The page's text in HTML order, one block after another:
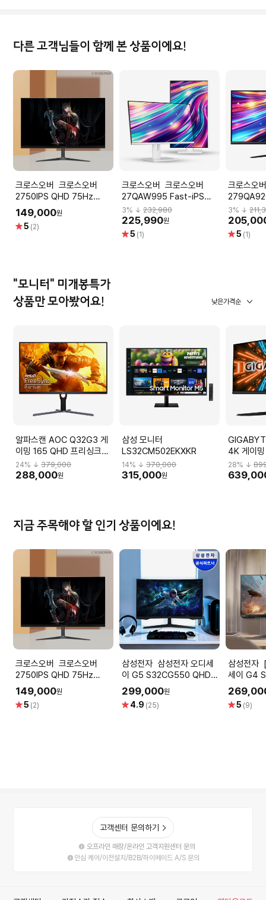
다른 고객님들이 함께 본 상품이에요!
크로스오버 크로스오버
2750IPS QHD 75Hz
68cm IPS패널 고화질 컴퓨
터 모니터 무결점
149,000원
별5 (2)
크로스오버 크로스오버
27QAW995 Fast-iPS
180 WQHD 화이트 Ai게이
밍 멀티스탠드 무결점(＋)
3% ↓232,980
225,990원
별5 (1)
크로스오버 크로스
200
점
3% ↓
별5 (1)
"모니터" 미개봉특가
상품만 모아봤어요!
낮은가격순
알파스캔 AOC Q32G3 게
이밍 165 QHD 프리싱크
HDR 무결점 Q32G3_H
24% ↓ 379,000
288,000원
삼성 모니터
LS32CM502EKXKR
14% ↓370,000
315,000원
4K 게이
M32U_H
28% ↓
지금 주목해야 할 인기 상품이에요!
크로스오버 크로스오버
2750IPS QHD 75Hz
68cm IPS패널 고화질 컴퓨
터 모니터 무결점
149,000원
별5 (2)
삼성전자 삼성전자 오디세
이 G5 S32CG550 QHD
165Hz 1ms 80cm 게이밍
모니터
299,000원
별 4.9 (25)
삼성전자 [공식] 삼성 오디
세이 G4
62.2cm
240Hz
별5 (9)
고객센터 문의하기
오프라인 매장/온라인 고객지원센터 문의
안심 케어/이전설치/B2B/하이메이드 A/S 문의